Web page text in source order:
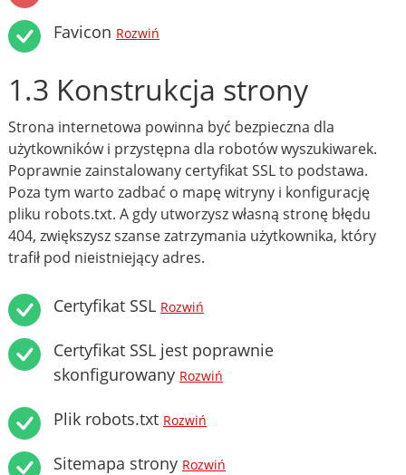
Favicon Rozwiń
1.3 Konstrukcja strony
Strona internetowa powinna być bezpieczna dla
użytkowników i przystępna dla robotów wyszukiwarek.
Poprawnie zainstalowany certyfikat SSL to podstawa.
Poza tym warto zadbać o mapę witryny i konfigurację
pliku robots.txt. A gdy utworzysz własną stronę błędu
404, zwiększysz szanse zatrzymania użytkownika, który
trafił pod nieistniejący adres.
Certyfikat SSL Rozwiń
Certyfikat SSL jest poprawnie
skonfigurowany Rozwiń
Plik robots.txt Rozwiń
Sitemapa strony Rozwiń